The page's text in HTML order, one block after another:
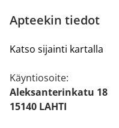
Apteekin tiedot
Katso sijainti kartalla
Käyntiosoite:
Aleksanterinkatu 18
15140 LAHTI